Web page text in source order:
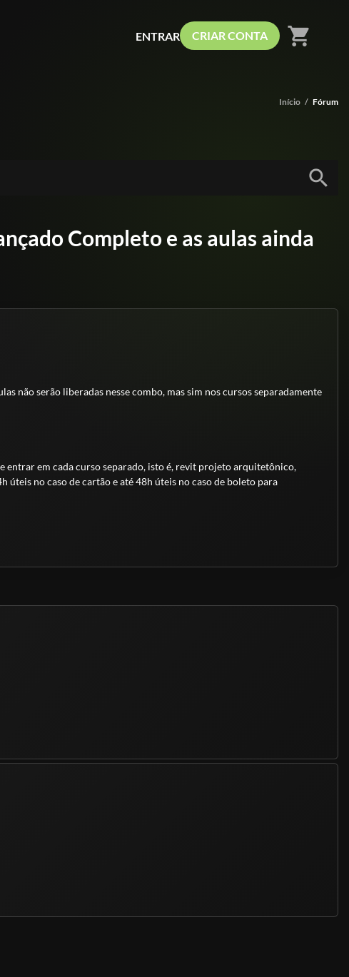
ENTRAR CRIAR CONTA shopping_cart
Início / Fórum
search
Completo e as aulas ainda
não serão liberadas nesse combo, mas sim nos cursos separadamente
entrar em cada curso separado, isto é, revit projeto arquitetônico,
no caso de cartão e até 48h úteis no caso de boleto para